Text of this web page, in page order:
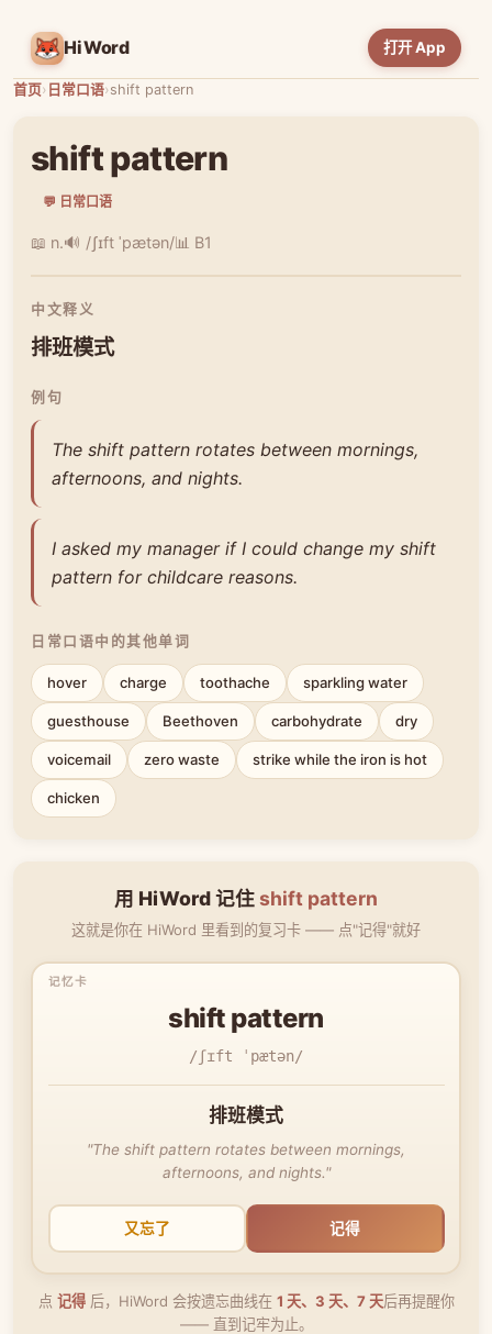
HiWord 打开 App
首页› 日常口语›shift pattern
shift pattern
💬 日常口语
📖 n.🔊 /ʃɪft ˈpætən/📊 B1
中文释义
排班模式
例句
The shift pattern rotates between mornings,
afternoons, and nights.
I asked my manager if I could change my shift
pattern for childcare reasons.
日常口语中的其他单词
hover charge toothache sparkling water
guesthouse Beethoven carbohydrate dry
voicemail zero waste strike while the iron is hot
chicken
用 HiWord 记住shift pattern
这就是你在 HiWord 里看到的复习卡 —— 点"记得"就好
shift pattern
/ʃɪft ˈpætən/
排班模式
"The shift pattern rotates between mornings,
afternoons, and nights."
又忘了 记得
点 记得后，HiWord 会按遗忘曲线在 1 天、3 天、7 天后再提醒你
—— 直到记牢为止。